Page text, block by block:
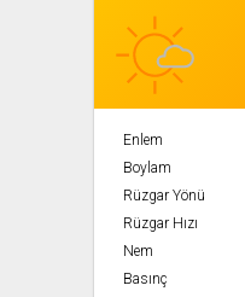
Enlem
Boylam
Rüzgar Yönü
Rüzgar Hızı
Nem
Basınç